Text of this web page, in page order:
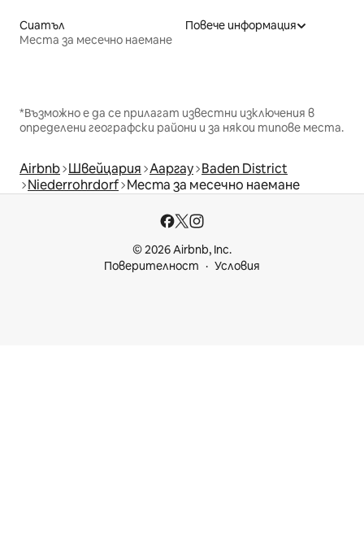
Сиатъл
Места за месечно наемане
Повече информация
*Възможно е да се прилагат известни изключения в
определени географски райони и за някои типове места.
Airbnb Швейцария Ааргау Baden District
Niederrohrdorf Места за месечно наемане
© 2026 Airbnb, Inc.
Поверителност
Условия